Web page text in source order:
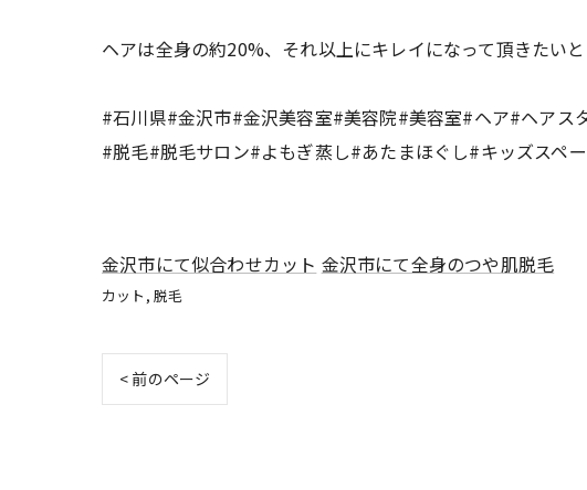
ヘアは全身の約20%、それ以上にキレイになって頂きたい
#石川県#金沢市#金沢美容室#美容院#美容室#ヘア#ヘア
#脱毛#脱毛サロン#よもぎ蒸し#あたまほぐし#キッズスペ
金沢市にて似合わせカット 金沢市にて全身のつや肌脱毛
カット 脱毛
< 前のページ